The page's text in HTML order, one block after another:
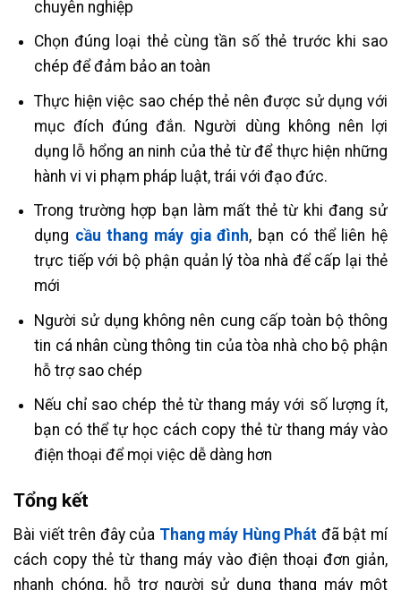
chuyên nghiệp
Chọn đúng loại thẻ cùng tần số thẻ trước khi sao
chép để đảm bảo an toàn
Thực hiện việc sao chép thẻ nên được sử dụng với
mục đích đúng đắn. Người dùng không nên lợi
dụng lỗ hổng an ninh của thẻ từ để thực hiện những
hành vi vi phạm pháp luật, trái với đạo đức.
Trong trường hợp bạn làm mất thẻ từ khi đang sử
dụng cầu thang máy gia đình, bạn có thể liên hệ
trực tiếp với bộ phận quản lý tòa nhà để cấp lại thẻ
mới
Người sử dụng không nên cung cấp toàn bộ thông
tin cá nhân cùng thông tin của tòa nhà cho bộ phận
hỗ trợ sao chép
Nếu chỉ sao chép thẻ từ thang máy với số lượng ít,
bạn có thể tự học cách copy thẻ từ thang máy vào
điện thoại để mọi việc dễ dàng hơn
Tổng kết
Bài viết trên đây của Thang máy Hùng Phát đã bật mí
cách copy thẻ từ thang máy vào điện thoại đơn giản,
nhanh chóng, hỗ trợ người sử dụng thang máy một